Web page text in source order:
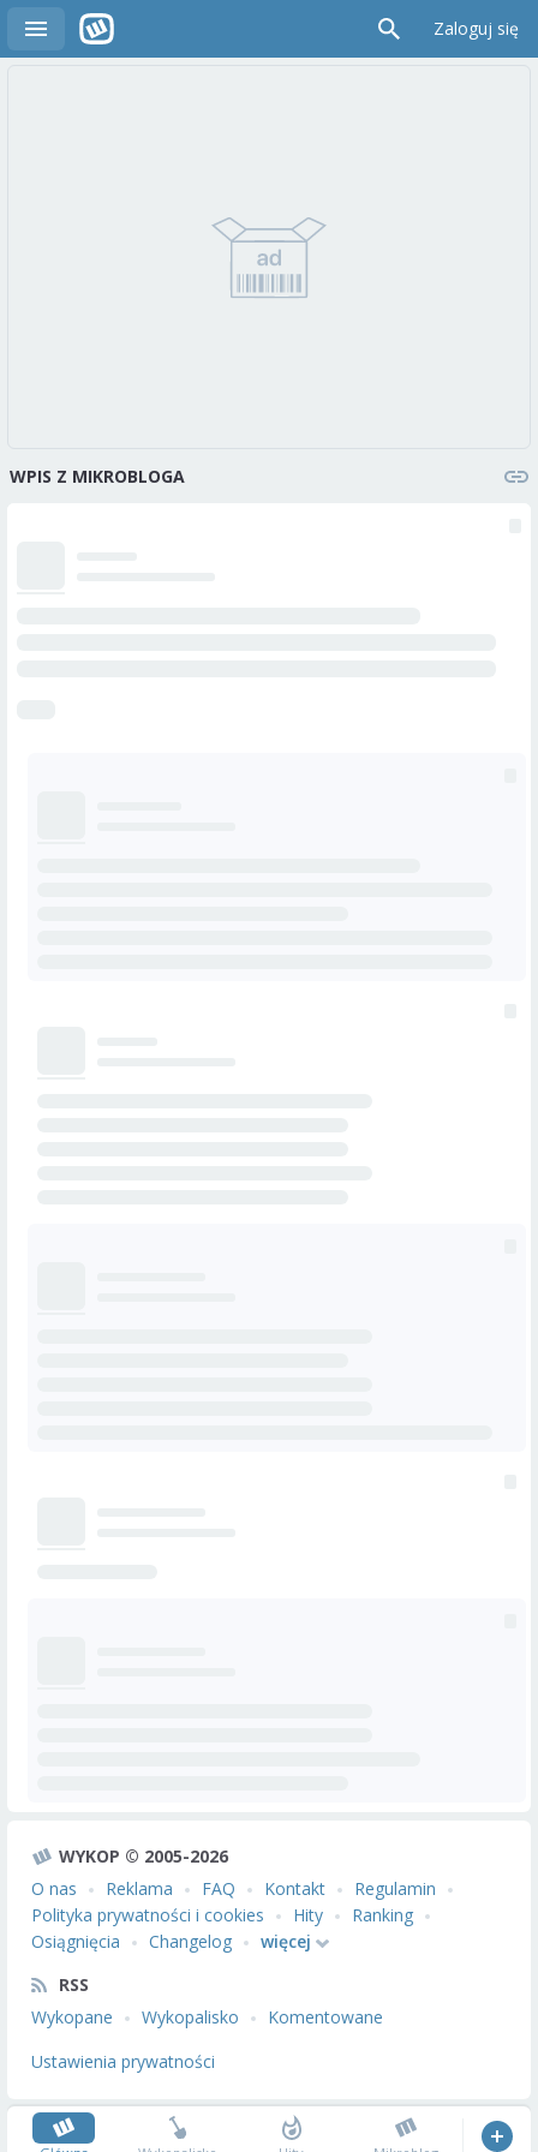
Zaloguj się
WPIS Z MIKROBLOGA
WYKOP © 2005-2026
O nas
Reklama FAQ Kontakt
Regulamin
Polityka prywatności i cookies
Hity
Ranking
Osiągnięcia
Changelog
więcej
RSS
Wykopane
Wykopalisko
Komentowane
Ustawienia prywatności